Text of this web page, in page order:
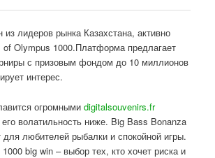
из лидеров рынка Казахстана, активно
of Olympus 1000.Платформа предлагает
с призовым фондом до 10 миллионов
интерес.
огромнымиdigitalsouvenirs.fr
волатильность ниже. Big Bass Bonanza
любителей рыбалки и спокойной игры.
big win – выбор тех, кто хочет риска и